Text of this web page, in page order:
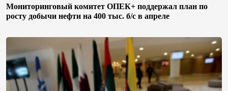
Мониторинговый комитет ОПЕК+ поддержал план по
росту добычи нефти на 400 тыс. б/с в апреле